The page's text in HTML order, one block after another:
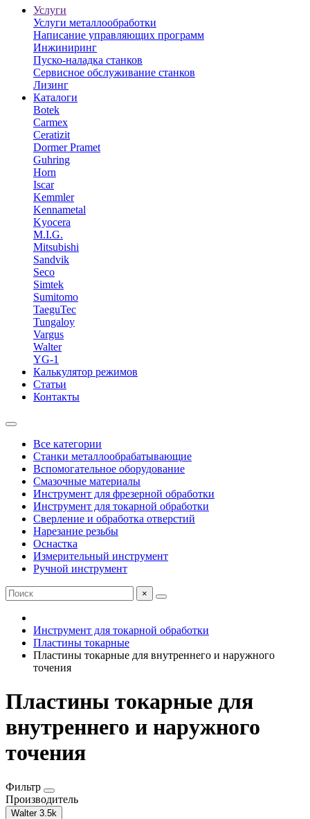
Услуги
Услуги металлообработки
Написание управляющих программ
Инжиниринг
Пуско-наладка станков
Сервисное обслуживание станков
Лизинг
Каталоги
Botek
Carmex
Ceratizit
Dormer Pramet
Guhring
Horn
Iscar
Kemmler
Kennametal
Kyocera
M.I.G.
Mitsubishi
Sandvik
Seco
Simtek
Sumitomo
TaeguTec
Tungaloy
Vargus
Walter
YG-1
Калькулятор режимов
Статьи
Контакты
Все категории
Станки металлообрабатывающие
Вспомогательное оборудование
Смазочные материалы
Инструмент для фрезерной обработки
Инструмент для токарной обработки
Сверление и обработка отверстий
Нарезание резьбы
Оснастка
Измерительный инструмент
Ручной инструмент
×
Инструмент для токарной обработки
Пластины токарные
Пластины токарные для внутреннего и наружного
точения
Пластины токарные для
внутреннего и наружного
точения
Фильтр
Производитель
Walter 3.5k